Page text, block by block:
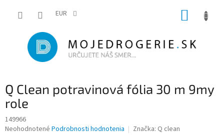
EUR
Q Clean potravinová fólia 30 m 9my
role
149966
Priemerné
Neohodnotené Podrobnosti hodnotenia Značka: Q clean